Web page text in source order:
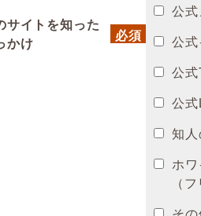
サイトを知った
かけ
公
公
公
公
知
ホ
（フ